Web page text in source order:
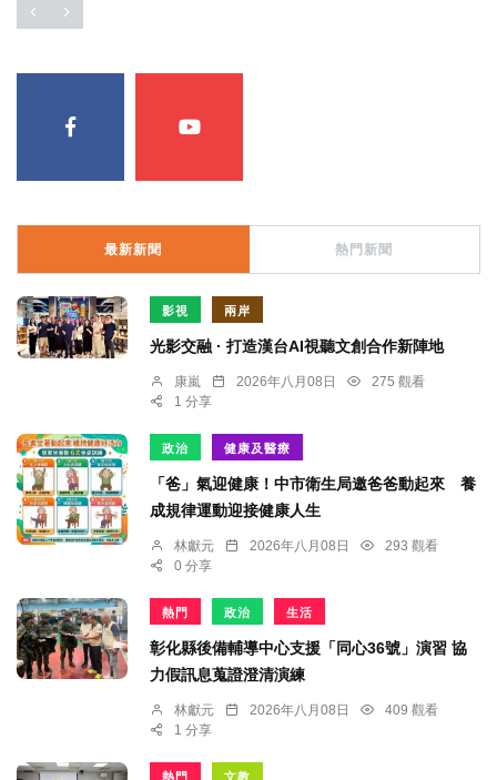
最新新聞 熱門新聞
影視 兩岸
光影交融 · 打造漢台AI視聽文創合作新陣地
康嵐 2026年八月08日
275 觀看
1 分享
政治 健康及醫療
「爸」氣迎健康！中市衛生局邀爸爸動起來 養
成規律運動迎接健康人生
林獻元 2026年八月08日
293 觀看
0 分享
熱門 政治 生活
彰化縣後備輔導中心支援「同心36號」演習 協
力假訊息蒐證澄清演練
林獻元 2026年八月08日
409 觀看
1 分享
熱門 文教